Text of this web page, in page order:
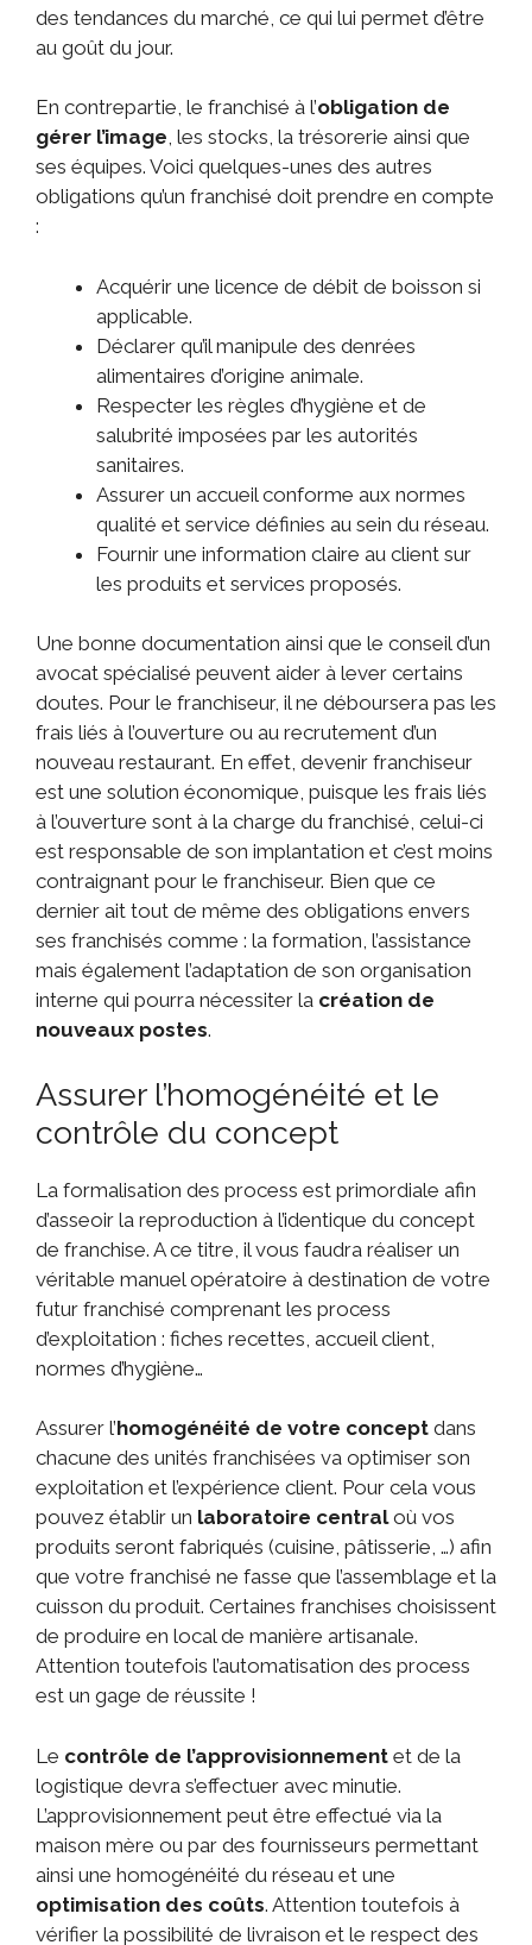
des tendances du marché, ce qui lui permet d’être
au goût du jour.
En contrepartie, le franchisé à l’obligation de
gérer l’image, les stocks, la trésorerie ainsi que
ses équipes. Voici quelques-unes des autres
obligations qu’un franchisé doit prendre en compte
:
Acquérir une licence de débit de boisson si
applicable.
Déclarer qu’il manipule des denrées
alimentaires d’origine animale.
Respecter les règles d’hygiène et de
salubrité imposées par les autorités
sanitaires.
Assurer un accueil conforme aux normes
qualité et service définies au sein du réseau.
Fournir une information claire au client sur
les produits et services proposés.
Une bonne documentation ainsi que le conseil d’un
avocat spécialisé peuvent aider à lever certains
doutes. Pour le franchiseur, il ne déboursera pas les
frais liés à l’ouverture ou au recrutement d’un
nouveau restaurant. En effet, devenir franchiseur
est une solution économique, puisque les frais liés
à l’ouverture sont à la charge du franchisé, celui-ci
est responsable de son implantation et c’est moins
contraignant pour le franchiseur. Bien que ce
dernier ait tout de même des obligations envers
ses franchisés comme : la formation, l’assistance
mais également l’adaptation de son organisation
interne qui pourra nécessiter la création de
nouveaux postes.
Assurer l’homogénéité et le
contrôle du concept
La formalisation des process est primordiale afin
d’asseoir la reproduction à l’identique du concept
de franchise. A ce titre, il vous faudra réaliser un
véritable manuel opératoire à destination de votre
futur franchisé comprenant les process
d’exploitation : fiches recettes, accueil client,
normes d’hygiène…
Assurer l’homogénéité de votre concept dans
chacune des unités franchisées va optimiser son
exploitation et l’expérience client. Pour cela vous
pouvez établir un laboratoire centraloù vos
produits seront fabriqués (cuisine, pâtisserie, …) afin
que votre franchisé ne fasse que l’assemblage et la
cuisson du produit. Certaines franchises choisissent
de produire en local de manière artisanale.
Attention toutefois l’automatisation des process
est un gage de réussite !
Le contrôle de l’approvisionnement et de la
logistique devra s’effectuer avec minutie.
L’approvisionnement peut être effectué via la
maison mère ou par des fournisseurs permettant
ainsi une homogénéité du réseau et une
optimisation des coûts. Attention toutefois à
vérifier la possibilité de livraison et le respect des